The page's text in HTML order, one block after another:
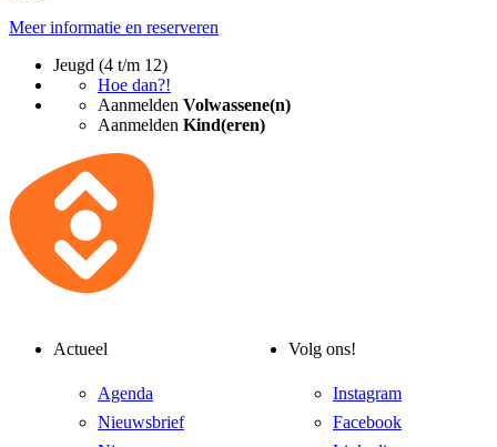
Meer informatie en reserveren
Jeugd (4 t/m 12)
Hoe dan?!
Aanmelden Volwassene(n)
Aanmelden Kind(eren)
Actueel
Agenda
Nieuwsbrief
Volg ons!
Instagram
Facebook